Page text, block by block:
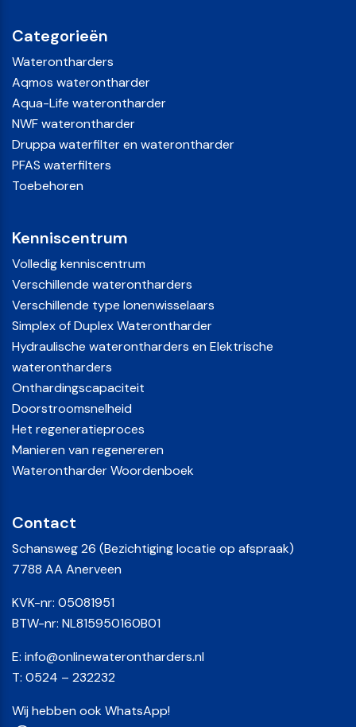
Categorieën
Waterontharders
Aqmos waterontharder
Aqua-Life waterontharder
NWF waterontharder
Druppa waterfilter en waterontharder
PFAS waterfilters
Toebehoren
Kenniscentrum
Volledig kenniscentrum
Verschillende waterontharders
Verschillende type Ionenwisselaars
Simplex of Duplex Waterontharder
Hydraulische waterontharders en Elektrische
waterontharders
Onthardingscapaciteit
Doorstroomsnelheid
Het regeneratieproces
Manieren van regenereren
Waterontharder Woordenboek
Contact
Schansweg 26 (Bezichtiging locatie op afspraak)
7788 AA Anerveen
KVK-nr: 05081951
BTW-nr: NL815950160B01
E: info@onlinewaterontharders.nl
T: 0524 – 232232
Wij hebben ook WhatsApp!